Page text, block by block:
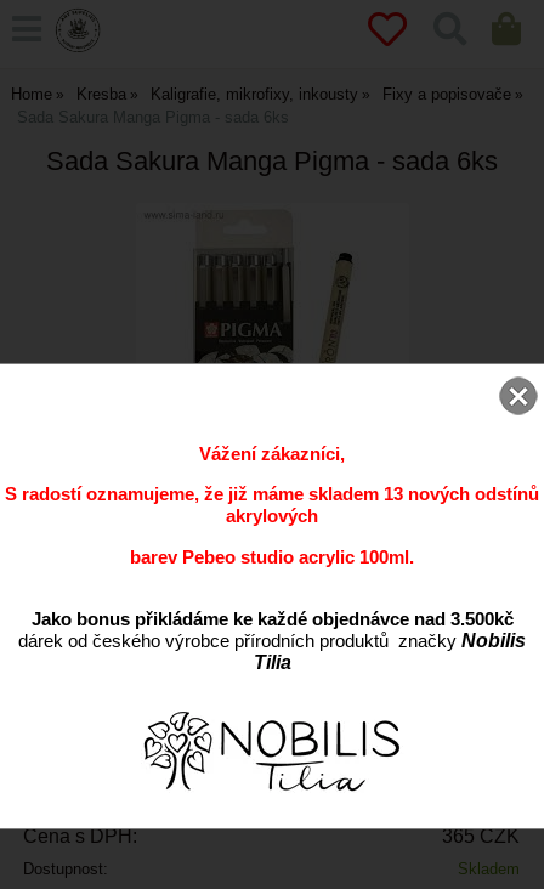
Home Kresba Kaligrafie, mikrofixy, inkousty
Fixy a popisovače
Sada Sakura Manga Pigma - sada 6ks
Sada Sakura Manga Pigma - sada 6ks
ks
Přidat do oblíbených
Cena s DPH: 365 CZK
Dostupnost:
Skladem
Vážení zákazníci,
S radostí oznamujeme, že již máme skladem 13 nových odstínů
akrylových
barev Pebeo studio acrylic 100ml.
Jako bonus přikládáme ke každé objednávce nad 3.500kč
dárek od českého výrobce přírodních produktů značky Nobilis
Tilia